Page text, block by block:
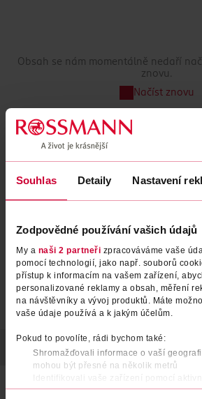
Souhlas Detaily Nastavení
Zodpovědné používání vašich údajů
My a naši 2 partneři zpracováváme vaše
pomocí technologií, jako např. souborů
přístup k informacím na vašem zařízení,
personalizované reklamy a obsah, měření
na návštěvníky a vývoj produktů. Máte
vaše údaje používá a k jakým účelům.
Pokud to povolíte, rádi bychom také:
Shromažďovali informace o vaší
mohou být přesné na několik metrů
Identifikovali vaše zařízení pomocí
konkrétní charakteristiky (otisk prstu)
Obsah se nám momentálně nedaří
znovu.
Načíst znovu
SLOŽENÍ